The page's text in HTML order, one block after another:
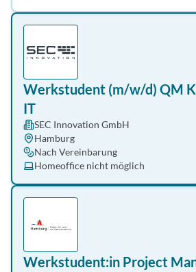
Werkstudent (m/w/d) QM
IT
SEC Innovation GmbH
Hamburg
Nach Vereinbarung
Homeoffice nicht möglich
Werkstudent:in Project